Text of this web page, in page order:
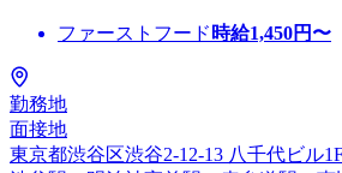
ファーストフード 時給1,450円〜
勤務地
面接地
東京都渋谷区渋谷2-12-13 八千代ビル